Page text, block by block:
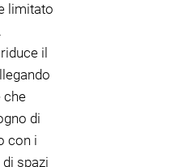
limitato
il
che
di
con i
spazi